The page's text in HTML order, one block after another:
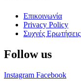
Επικοινωνία
Privacy Policy
Συχνές Ερωτήσεις
Follow us
Instagram Facebook